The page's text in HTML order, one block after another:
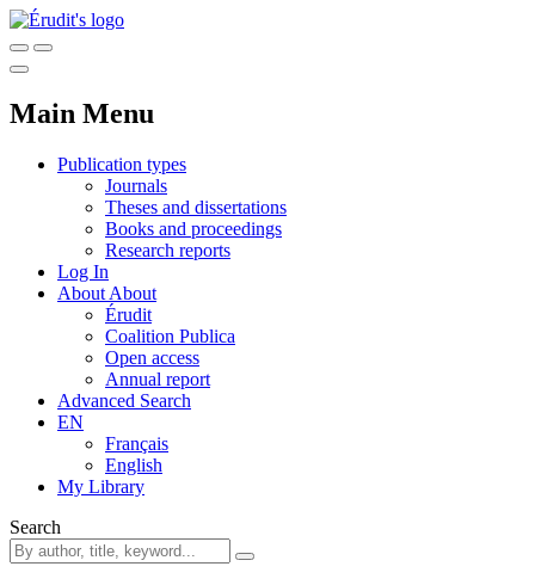
Main Menu
Publication types
Journals
Theses and dissertations
Books and proceedings
Research reports
Log In
About About
Érudit
Coalition Publica
Open access
Annual report
Advanced Search
EN
Français
English
My Library
Search